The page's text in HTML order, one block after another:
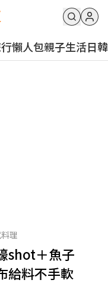
懶人包親子生活日韓
理
shot＋魚子
給料不手軟